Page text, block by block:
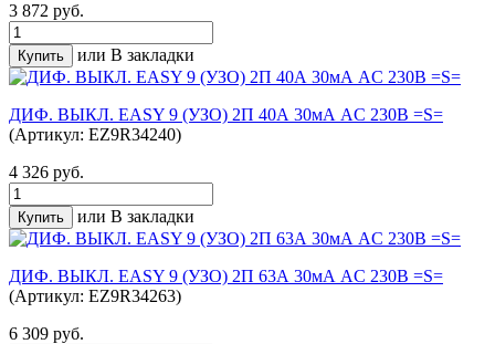
3 872 руб.
или В закладки
ДИФ. ВЫКЛ. EASY 9 (УЗО) 2П 40А 30мА AC 230В =S=
(Артикул: EZ9R34240)
4 326 руб.
или В закладки
ДИФ. ВЫКЛ. EASY 9 (УЗО) 2П 63А 30мА AC 230В =S=
(Артикул: EZ9R34263)
6 309 руб.